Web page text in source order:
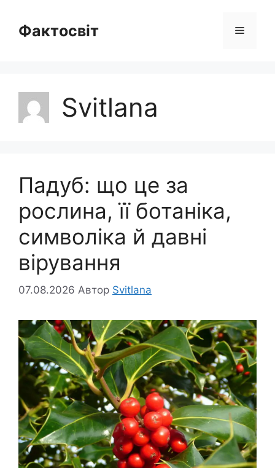
вмістуФактосвіт Меню
Svitlana
Падуб: що це за
рослина, її ботаніка,
символіка й давні
вірування
07.08.2026 Автор Svitlana